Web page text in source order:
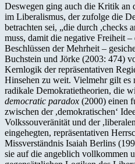
Deswegen ging auch die Kritik an
im Liberalismus, der zufolge die
betrachten sei, „die durch ,checks
muss, damit die negative Freiheit
Beschlüssen der Mehrheit –
Buchstein und Jörke (2003: 474)
Kernlogik der repräsentativen
Hinsehen zu weit. Vielmehr gilt es
radikale Demokratietheorien, die
democratic paradox (2000) einen
zwischen der ,demokratischen‘
Volkssouveränität und der
eingehegten, repräsentativen
Missverständnis Isaiah Berlins
sie auf die angeblich vollkommen